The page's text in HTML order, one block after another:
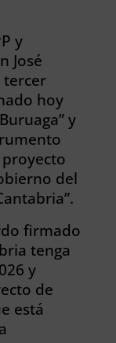
y
José
tercer
hoy
y
del
firmado
tenga
y
de
está